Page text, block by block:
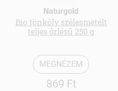
Naturgold
Bio tönköly szélesmetélt
teljes őrlésű 250 g
MEGNÉZEM
869 Ft